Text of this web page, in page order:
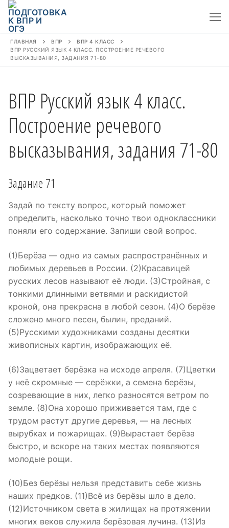
Перейти
содержимому
ГЛАВНАЯ ВПР
ВПР 4 КЛАСС
ВПР РУССКИЙ ЯЗЫК 4 КЛАСС. ПОСТРОЕНИЕ РЕЧЕВОГО
ВЫСКАЗЫВАНИЯ, ЗАДАНИЯ 71-80
ВПР Русский язык 4 класс.
Построение речевого
высказывания, задания 71-80
Задание 71
Задай по тексту вопрос, который поможет
определить, насколько точно твои одноклассники
поняли его содержание. Запиши свой вопрос.
(1)Берёза — одно из самых распространённых и
любимых деревьев в России. (2)Красавицей
русских лесов называют её люди. (3)Стройная, с
тонкими длинными ветвями и раскидистой
кроной, она прекрасна в любой сезон. (4)О берёзе
сложено много песен, былин, преданий.
(5)Русскими художниками созданы десятки
живописных картин, изображающих её.
(6)Зацветает берёзка на исходе апреля. (7)Цветки
у неё скромные — серёжки, а семена берёзы,
созревающие в них, легко разносятся ветром по
земле. (8)Она хорошо приживается там, где с
трудом растут другие деревья, — на лесных
вырубках и пожарищах. (9)Вырастает берёза
быстро, и вскоре на таких местах появляются
молодые рощи.
(10)Без берёзы нельзя представить себе жизнь
наших предков. (11)Всё из берёзы шло в дело.
(12)Источником света в жилищах на протяжении
многих веков служила берёзовая лучина. (13)Из